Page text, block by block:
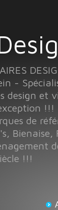
-
design et
!!!
de
Bienaise,
!!!